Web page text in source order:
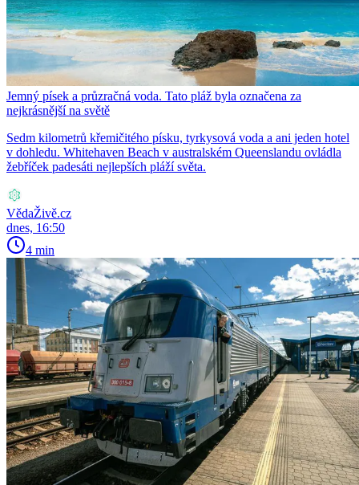
Jemný písek a průzračná voda. Tato pláž byla označena za
nejkrásnější na světě
Sedm kilometrů křemičitého písku, tyrkysová voda a ani jeden hotel
v dohledu. Whitehaven Beach v australském Queenslandu ovládla
žebříček padesáti nejlepších pláží světa.
VědaŽivě.cz
dnes, 16:50
4 min